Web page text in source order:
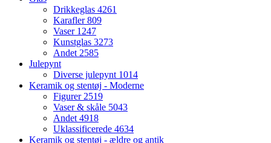
Drikkeglas 4261
Karafler809
Vaser 1247
Kunstglas 3273
Andet 2585
Julepynt
Diverse julepynt 1014
Keramik og stentøj - Moderne
Figurer 2519
Vaser & skåle 5043
Andet 4918
Uklassificerede 4634
Keramik og stentøj - ældre og antik